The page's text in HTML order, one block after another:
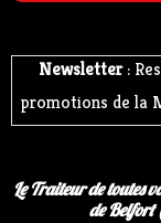
Newsletter:
promotions de la
Le Traiteur de toutes
de Belfort